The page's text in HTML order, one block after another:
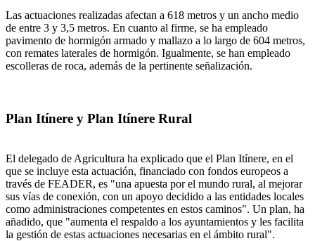
Las actuaciones realizadas afectan a 618 metros y un ancho medio
de entre 3 y 3,5 metros. En cuanto al firme, se ha empleado
pavimento de hormigón armado y mallazo a lo largo de 604 metros,
con remates laterales de hormigón. Igualmente, se han empleado
escolleras de roca, además de la pertinente señalización.
Plan Itínere y Plan Itínere Rural
El delegado de Agricultura ha explicado que el Plan Itínere, en el
que se incluye esta actuación, financiado con fondos europeos a
través de FEADER, es "una apuesta por el mundo rural, al mejorar
sus vías de conexión, con un apoyo decidido a las entidades locales
como administraciones competentes en estos caminos". Un plan, ha
añadido, que "aumenta el respaldo a los ayuntamientos y les facilita
la gestión de estas actuaciones necesarias en el ámbito rural".